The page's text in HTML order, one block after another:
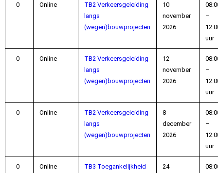
Online
TB2 Verkeersgeleiding
langs
(wegen)bouwprojecten
10
november
2026
–
uur
Online
TB2 Verkeersgeleiding
langs
(wegen)bouwprojecten
12
november
2026
–
uur
Online
TB2 Verkeersgeleiding
langs
(wegen)bouwprojecten
8
december
2026
–
uur
Online
TB3 Toegankelijkheid
24